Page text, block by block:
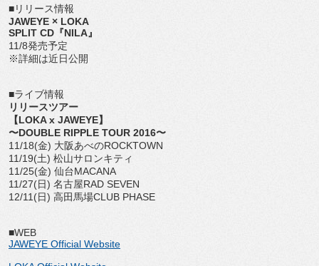
■リリース情報
JAWEYE × LOKA
SPLIT CD『NILA』
11/8発売予定
※詳細は近日公開
■ライブ情報
リリースツアー
【LOKA x JAWEYE】
〜DOUBLE RIPPLE TOUR 2016〜
11/18(金) 大阪あべのROCKTOWN
11/19(土) 松山サロンキティ
11/25(金) 仙台MACANA
11/27(日) 名古屋RAD SEVEN
12/11(日) 高田馬場CLUB PHASE
■WEB
JAWEYE Official Website